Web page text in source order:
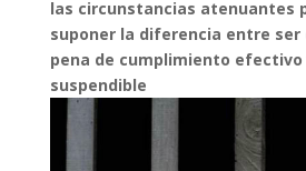
las circunstancias atenuantes
suponer la diferencia entre ser
pena de cumplimiento
suspendible